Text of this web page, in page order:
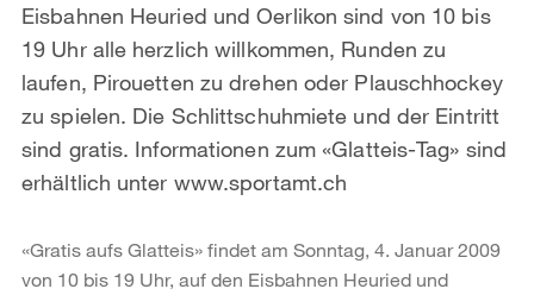
Eisbahnen Heuried und Oerlikon sind von 10 bis
19 Uhr alle herzlich willkommen, Runden zu
laufen, Pirouetten zu drehen oder Plauschhockey
zu spielen. Die Schlittschuhmiete und der Eintritt
sind gratis. Informationen zum «Glatteis-Tag» sind
erhältlich unter www.sportamt.ch
«Gratis aufs Glatteis» findet am Sonntag, 4. Januar 2009
von 10 bis 19 Uhr, auf den Eisbahnen Heuried und